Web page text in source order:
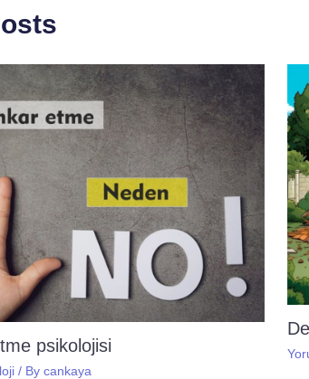
psikolojisi
/ By cankaya